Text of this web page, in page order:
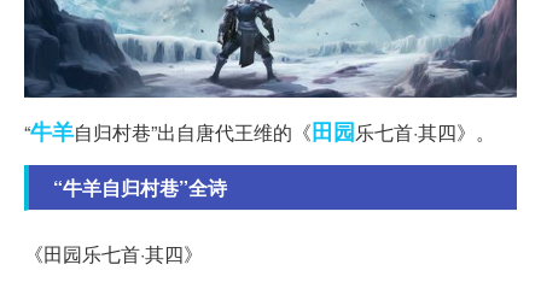
“牛羊自归村巷”出自唐代王维的《田园乐七首·其四》。
“牛羊自归村巷”全诗
《田园乐七首·其四》